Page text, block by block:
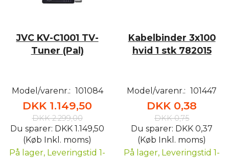
JVC KV-C1001 TV-
Tuner (Pal)
Model/varenr.: 101084
DKK 1.149,50
DKK 2.299,00
Du sparer: DKK 1.149,50
(Køb Inkl. moms)
På lager, Leveringstid 1-
Kabelbinder 3x100
hvid 1 stk 782015
Model/varenr.: 101447
DKK 0,38
DKK 0,75
Du sparer: DKK 0,37
(Køb Inkl. moms)
På lager, Leveringstid 1-